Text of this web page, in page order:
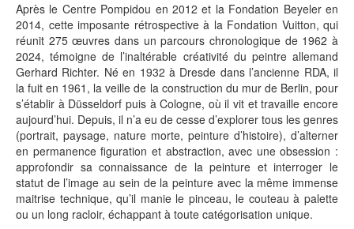
Après le Centre Pompidou en 2012 et la Fondation Beyeler en
2014, cette imposante rétrospective à la Fondation Vuitton, qui
réunit 275 œuvres dans un parcours chronologique de 1962 à
2024, témoigne de l’inaltérable créativité du peintre allemand
Gerhard Richter. Né en 1932 à Dresde dans l’ancienne RDA, il
la fuit en 1961, la veille de la construction du mur de Berlin, pour
s’établir à Düsseldorf puis à Cologne, où il vit et travaille encore
aujourd’hui. Depuis, il n’a eu de cesse d’explorer tous les genres
(portrait, paysage, nature morte, peinture d’histoire), d’alterner
en permanence figuration et abstraction, avec une obsession :
approfondir sa connaissance de la peinture et interroger le
statut de l’image au sein de la peinture avec la même immense
maitrise technique, qu’il manie le pinceau, le couteau à palette
ou un long racloir, échappant à toute catégorisation unique.